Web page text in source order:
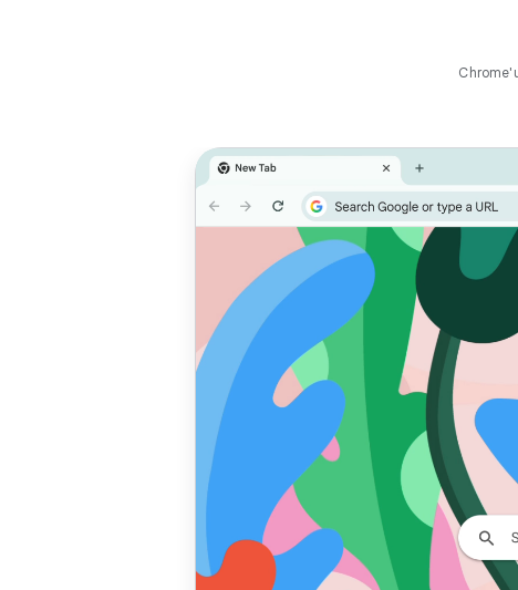
Önceliğimiz
performans